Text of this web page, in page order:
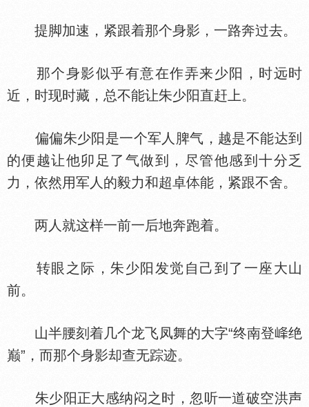
提脚加速，紧跟着那个身影，一路奔过去。
那个身影似乎有意在作弄来少阳，时远时
近，时现时藏，总不能让朱少阳直赶上。
偏偏朱少阳是一个军人脾气，越是不能达到
的便越让他卯足了气做到，尽管他感到十分乏
力，依然用军人的毅力和超卓
能，紧跟不舍。
两人就这样一前一后地奔跑着。
转眼之际，朱少阳发觉自己到了一座大山
前。
山半腰刻着几个龙飞凤舞的大字“终南登
绝
巅”，而那个身影却查无踪迹。
朱少阳正大感纳闷之时，忽听一道破空洪声